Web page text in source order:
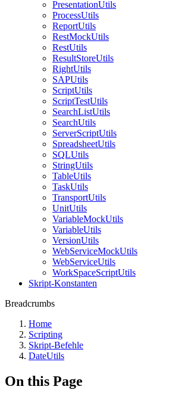
PresentationUtils
ProcessUtils
ReportUtils
RestMockUtils
RestUtils
ResultStoreUtils
RightUtils
SAPUtils
ScriptUtils
ScriptTestUtils
SearchListUtils
SearchUtils
ServerScriptUtils
SpreadsheetUtils
SQLUtils
StringUtils
TableUtils
TaskUtils
TransportUtils
UnitUtils
VariableMockUtils
VariableUtils
VersionUtils
WebServiceMockUtils
WebServiceUtils
WorkSpaceScriptUtils
Skript-Konstanten
Breadcrumbs
Home
Scripting
Skript-Befehle
DateUtils
On this Page